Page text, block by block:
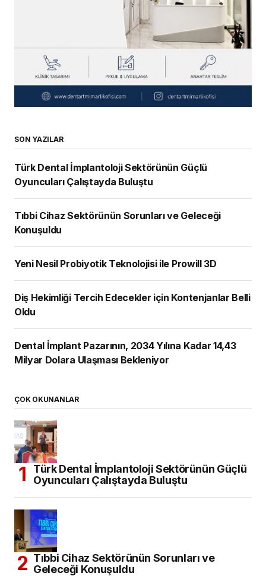
SON YAZILAR
Türk Dental İmplantoloji Sektörünün Güçlü
Oyuncuları Çalıştayda Buluştu
Tıbbi Cihaz Sektörünün Sorunları ve Geleceği
Konuşuldu
Yeni Nesil Probiyotik Teknolojisi ile Prowill 3D
Diş Hekimliği Tercih Edecekler için Kontenjanlar Belli
Oldu
Dental İmplant Pazarının, 2034 Yılına Kadar 14,43
Milyar Dolara Ulaşması Bekleniyor
ÇOK OKUNANLAR
Türk Dental İmplantoloji Sektörünün Güçlü
Oyuncuları Çalıştayda Buluştu
Tıbbi Cihaz Sektörünün Sorunları ve
Geleceği Konuşuldu